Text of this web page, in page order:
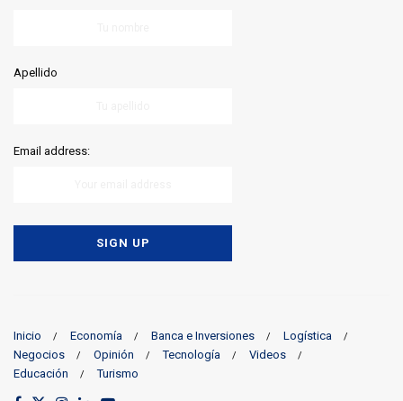
Apellido
Email address:
Inicio Economía Banca e Inversiones
Logística
Negocios
Opinión Tecnología
Videos
Educación
Turismo